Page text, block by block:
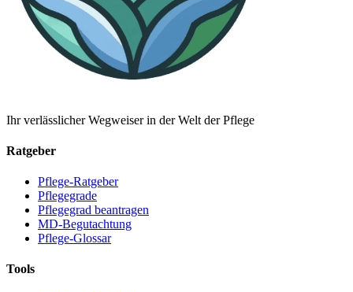
Ihr verlässlicher Wegweiser in der Welt der Pflege
Ratgeber
Pflege-Ratgeber
Pflegegrade
Pflegegrad beantragen
MD-Begutachtung
Pflege-Glossar
Tools